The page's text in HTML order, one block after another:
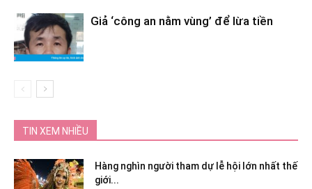
Giả ‘công an nằm vùng’ để lừa tiền
TIN XEM NHIỀU
Hàng nghìn người tham dự lễ hội lớn nhất thế
giới...